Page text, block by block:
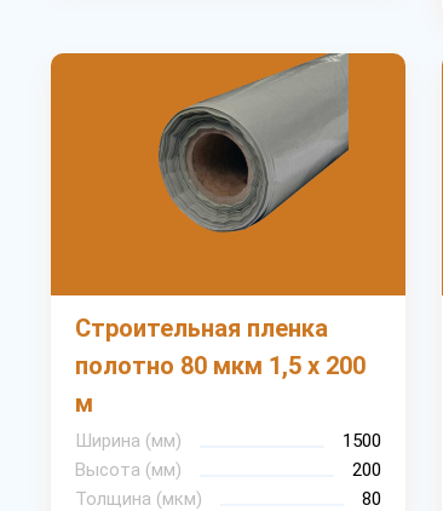
Строительная пленка
полотно 80 мкм 1,5 х 200
м
Ширина (мм)
1500
Высота (мм)
200
Толщина (мкм)
80